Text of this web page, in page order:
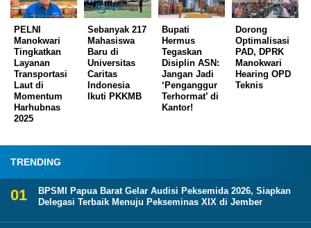
PELNI
Manokwari
Tingkatkan
Layanan
Transportasi
Laut di
Momentum
Harhubnas
2025
Sebanyak 217
Mahasiswa
Baru di
Universitas
Caritas
Indonesia
Ikuti PKKMB
Bupati
Hermus
Tegaskan
Disiplin ASN:
Jangan Jadi
‘Penganggur
Terhormat’ di
Kantor!
Dorong
Optimalisasi
PAD, DPRK
Manokwari
Hearing OPD
Teknis
TRENDING
BPSMI Papua Barat Gelar Audisi Peksemida 2026, Siapkan
Delegasi Terbaik Menuju Pekseminas XIX di Jember